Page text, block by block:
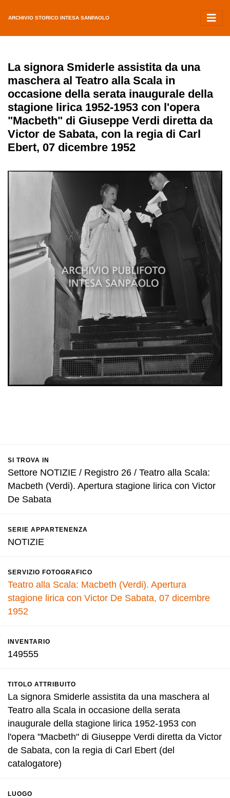
ARCHIVIO STORICO INTESA SANPAOLO
La signora Smiderle assistita da una
maschera al Teatro alla Scala in
occasione della serata inaugurale della
stagione lirica 1952-1953 con l'opera
"Macbeth" di Giuseppe Verdi diretta da
Victor de Sabata, con la regia di Carl
Ebert, 07 dicembre 1952
SI TROVA IN
Settore NOTIZIE / Registro 26 / Teatro alla Scala:
Macbeth (Verdi). Apertura stagione lirica con Victor
De Sabata
SERIE APPARTENENZA
NOTIZIE
SERVIZIO FOTOGRAFICO
Teatro alla Scala: Macbeth (Verdi). Apertura
stagione lirica con Victor De Sabata, 07 dicembre
1952
INVENTARIO
149555
TITOLO ATTRIBUITO
La signora Smiderle assistita da una maschera al
Teatro alla Scala in occasione della serata
inaugurale della stagione lirica 1952-1953 con
l'opera "Macbeth" di Giuseppe Verdi diretta da Victor
de Sabata, con la regia di Carl Ebert (del
catalogatore)
LUOGO